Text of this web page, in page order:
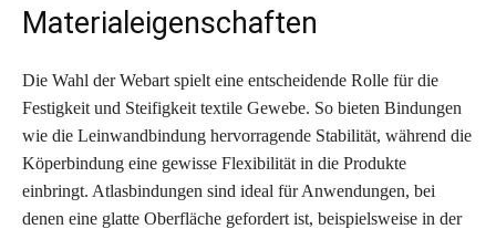
Materialeigenschaften
Die Wahl der Webart spielt eine entscheidende Rolle für die
Festigkeit und Steifigkeit textile Gewebe. So bieten Bindungen
wie die Leinwandbindung hervorragende Stabilität, während die
Köperbindung eine gewisse Flexibilität in die Produkte
einbringt. Atlasbindungen sind ideal für Anwendungen, bei
denen eine glatte Oberfläche gefordert ist, beispielsweise in der